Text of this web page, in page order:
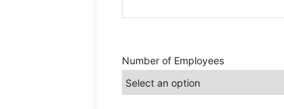
Number of Employees